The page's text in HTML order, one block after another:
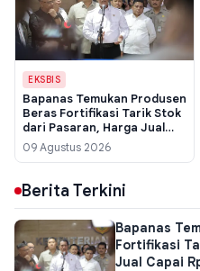
EKSBIS
Bapanas Temukan Produsen
Beras Fortifikasi Tarik Stok
dari Pasaran, Harga Jual
Capai Rp 42 Ribu per Kg
09 Agustus 2026
Berita Terkini
Bapanas
Fortifikasi
Jual Capai